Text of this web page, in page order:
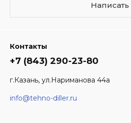
Написать
Контакты
+7 (843) 290-23-80
г.Казань, ул.Нариманова 44а
info@tehno-diller.ru